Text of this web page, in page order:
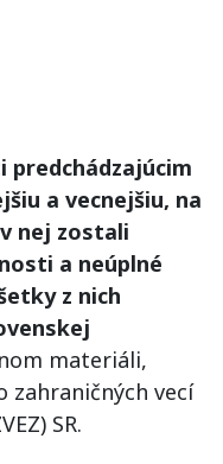
predchádzajúcim
a vecnejšiu, na
nej zostali
a neúplné
z nich
materiáli,
vecí
SR.